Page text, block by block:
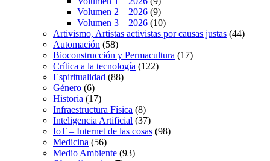
Volumen 2 – 2026 (9)
Volumen 3 – 2026 (10)
Artivismo, Artistas activistas por causas justas (44)
Automación (58)
Bioconstrucción y Permacultura (17)
Crítica a la tecnología (122)
Espiritualidad (88)
Género (6)
Historia (17)
Infraestructura Física (8)
Inteligencia Artificial (37)
IoT – Internet de las cosas (98)
Medicina (56)
Medio Ambiente (93)